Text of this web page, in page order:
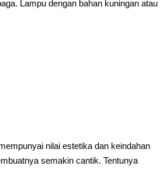
Lampu dengan bahan kuningan atau
nilai estetika dan keindahan
semakin cantik. Tentunya